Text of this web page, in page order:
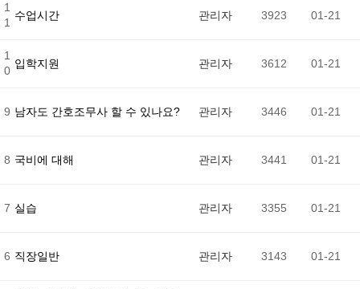
1
1
수업시간 관리자 3923 01-21
1
0
입학지원 관리자 3612 01-21
9 남자도 간호조무사 할 수 있나요? 관리자 3446 01-21
8 국비에 대해 관리자 3441 01-21
7 실습 관리자 3355 01-21
6 직장일반 관리자 3143 01-21